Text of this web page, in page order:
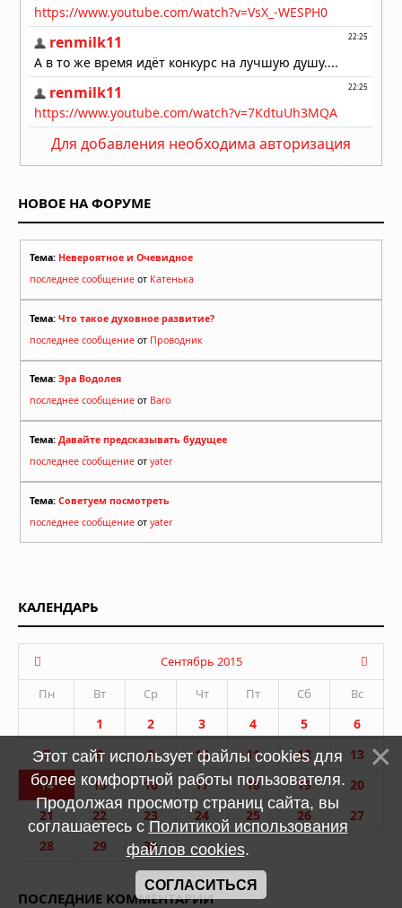
Для добавления необходима авторизация
НОВОЕ НА ФОРУМЕ
Тема: Невероятное и Очевидное
последнее сообщение от Катенька
Тема: Что такое духовное развитие?
последнее сообщение от Проводник
Тема: Эра Водолея
последнее сообщение от Baro
Тема: Давайте предсказывать будущее
последнее сообщение от yater
Тема: Советуем посмотреть
последнее сообщение от yater
КАЛЕНДАРЬ
Сентябрь 2015
Пн
Вт Ср Чт Пт Сб Вс
1 2 3 4 5
6
7
8 9 10 11 12
13
14
15 16 17 18 19
20
21
22 23 24 25 26
27
28
29 30
ПОСЛЕДНИЕ КОММЕНТАРИИ
Этот сайт использует файлы cookies для
более комфортной работы пользователя.
Продолжая просмотр страниц сайта, вы
соглашаетесь с Политикой использования
файлов cookies.
СОГЛАСИТЬСЯ